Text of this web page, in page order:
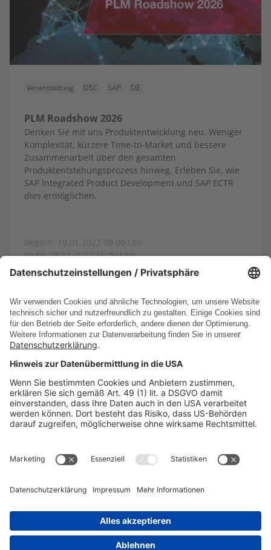
Veranstaltung DSC SAP DE
PLM Roadshow 2026
Denken Sie mit uns Produktentwicklung neu. Weniger
Komplexität, kürzere Time-to-Market und bessere
Zusammenarbeit über den gesamten
Produktentstehungsprozess hinweg. Erleben Sie, wie
SAP Integrated Product Development und SAP ECTR
dies ermöglichen.
Beginn: 19.01.2027 09:00 Uhr
Ende: 19.01.2027 16:00 Uhr
Ort: Karlsruhe
Alle Events anzeigen
RECHTLICHE INFORMATIONEN